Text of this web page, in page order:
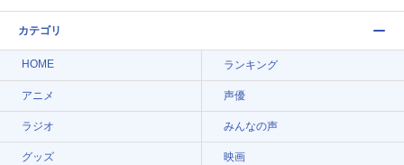
カテゴリ
HOME ランキング
アニメ 声優
ラジオ みんなの声
グッズ 映画